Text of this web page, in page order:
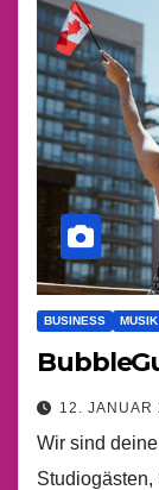
BUSINESS MUSIK
12. JANUAR
Wir sind
Studiogästen,